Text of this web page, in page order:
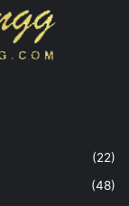
(22)
(48)